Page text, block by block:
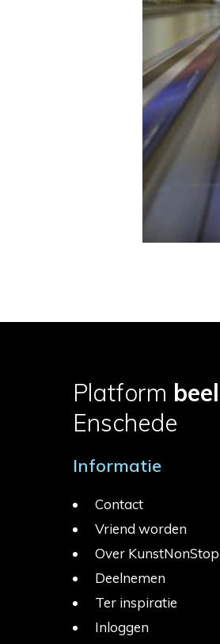
Platform
Enschede
Informatie
Contact
Vriend worden
Over KunstNonStop
Deelnemen
Ter inspiratie
Inloggen